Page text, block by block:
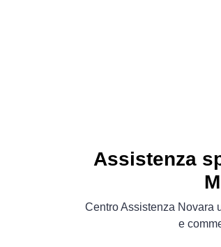
Assistenza
Centro Assistenza Novara
e